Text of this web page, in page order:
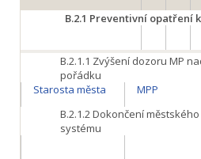
B.2.1 Preventivní opatření
B.2.1.1 Zvýšení dozoru MP
pořádku
Starosta města
MPP
B.2.1.2Dokončení
systému